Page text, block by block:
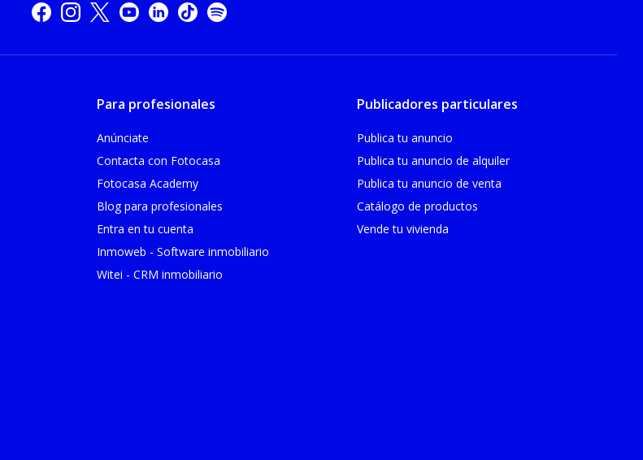
Para profesionales
Anúnciate
Contacta con Fotocasa
Fotocasa Academy
Blog para profesionales
Entra en tu cuenta
Inmoweb - Software inmobiliario
Witei - CRM inmobiliario
Publicadores particulares
Publica tu anuncio
Publica tu anuncio de alquiler
Publica tu anuncio de venta
Catálogo de productos
Vende tu vivienda